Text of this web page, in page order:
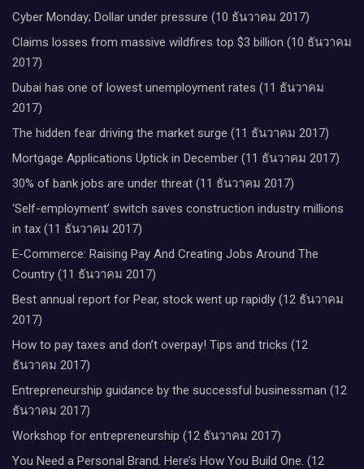
Cyber Monday; Dollar under pressure (10 ธันวาคม 2017)
Claims losses from massive wildfires top $3 billion (10 ธันวาคม
2017)
Dubai has one of lowest unemployment rates (11 ธันวาคม
2017)
The hidden fear driving the market surge (11 ธันวาคม 2017)
Mortgage Applications Uptick in December (11 ธันวาคม 2017)
30% of bank jobs are under threat (11 ธันวาคม 2017)
‘Self-employment’ switch saves construction industry millions
in tax (11 ธันวาคม 2017)
E-Commerce: Raising Pay And Creating Jobs Around The
Country (11 ธันวาคม 2017)
Best annual report for Pear, stock went up rapidly (12 ธันวาคม
2017)
How to pay taxes and don’t overpay! Tips and tricks (12
ธันวาคม 2017)
Entrepreneurship guidance by the successful businessman (12
ธันวาคม 2017)
Workshop for entrepreneurship (12 ธันวาคม 2017)
You Need a Personal Brand. Here’s How You Build One. (12